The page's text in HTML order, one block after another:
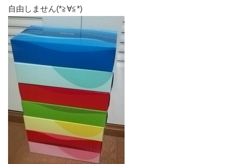
自由しません(*≧∀≦*)